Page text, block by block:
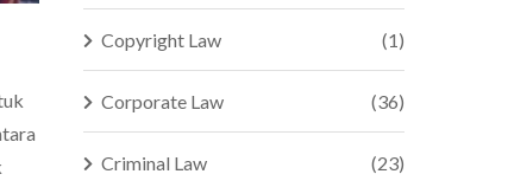
Copyright Law (1)
Corporate Law (36)
Criminal Law (23)